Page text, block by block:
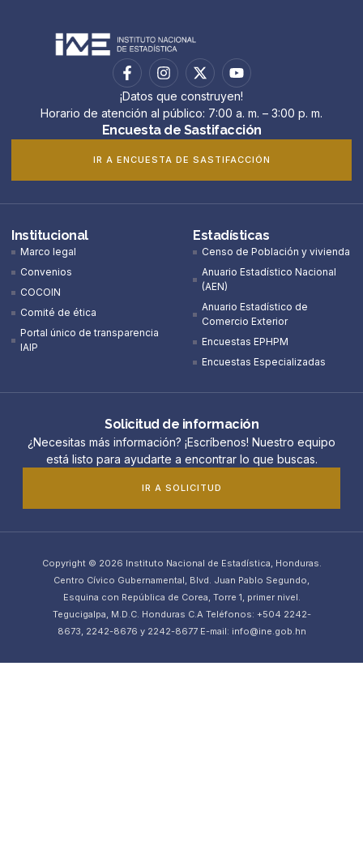
¡Datos que construyen!
Horario de atención al público: 7:00 a. m. – 3:00 p. m.
Encuesta de Sastifacción
IR A ENCUESTA DE SASTIFACCIÓN
Institucional
Marco legal
Convenios
COCOIN
Comité de ética
Portal único de transparencia
IAIP
Estadísticas
Censo de Población y vivienda
Anuario Estadístico Nacional
(AEN)​
Anuario Estadístico de
Comercio Exterior
Encuestas EPHPM
Encuestas Especializadas
Solicitud de información
¿Necesitas más información? ¡Escríbenos! Nuestro equipo
está listo para ayudarte a encontrar lo que buscas.
IR A SOLICITUD
Copyright © 2026 Instituto Nacional de Estadística, Honduras.
Centro Cívico Gubernamental, Blvd. Juan Pablo Segundo,
Esquina con República de Corea, Torre 1, primer nivel.
Tegucigalpa, M.D.C. Honduras C.A Teléfonos: +504 2242-
8673, 2242-8676 y 2242-8677 E-mail: info@ine.gob.hn